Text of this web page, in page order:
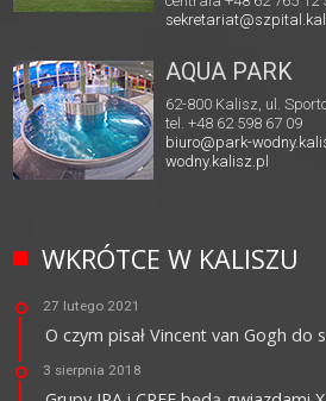
AQUA PARK
62-800 Kalisz, ul.
tel. +48 62 598 67 09
biuro@park-
wodny.kalisz.pl
WKRÓTCE W KALISZU
27 lutego 2021
O czym pisał Vincent van Gogh do
3 sierpnia 2018